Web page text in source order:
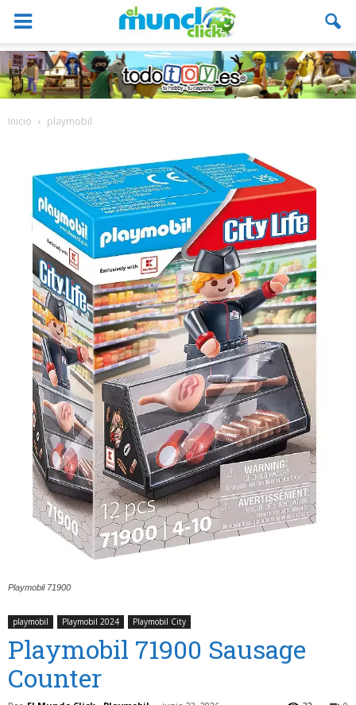
Inicio playmobil
Playmobil 71900
playmobil Playmobil 2024 Playmobil City
Playmobil 71900 Sausage
Counter